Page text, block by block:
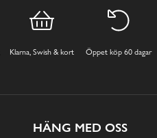
Klarna, Swish & kort Öppet köp 60 dagar
HÄNG MED OSS